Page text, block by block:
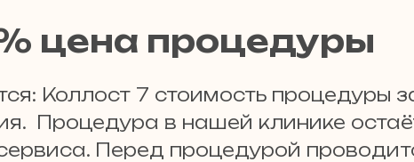
цена процедуры
Коллост 7 стоимость процедуры
Процедура в нашей клинике
Перед процедурой